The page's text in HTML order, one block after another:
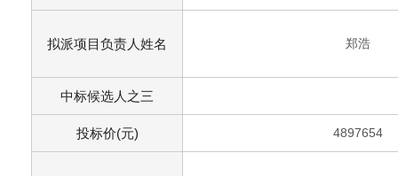
拟派项目负责人姓名 郑浩
中标候选人之三
投标价(元) 4897654